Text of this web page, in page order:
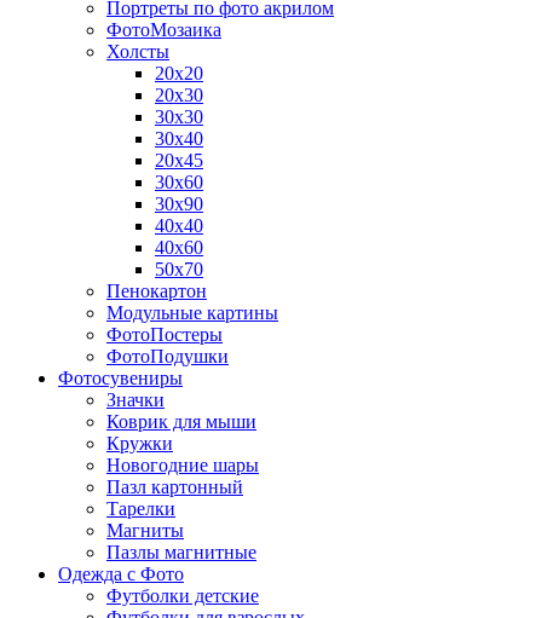
Портреты по фото акрилом
ФотоМозаика
Холсты
20х20
20х30
30х30
30х40
20х45
30х60
30х90
40х40
40х60
50х70
Пенокартон
Модульные картины
ФотоПостеры
ФотоПодушки
Фотоcувениры
Значки
Коврик для мыши
Кружки
Новогодние шары
Пазл картонный
Тарелки
Магниты
Пазлы магнитные
Одежда с Фото
Футболки детские